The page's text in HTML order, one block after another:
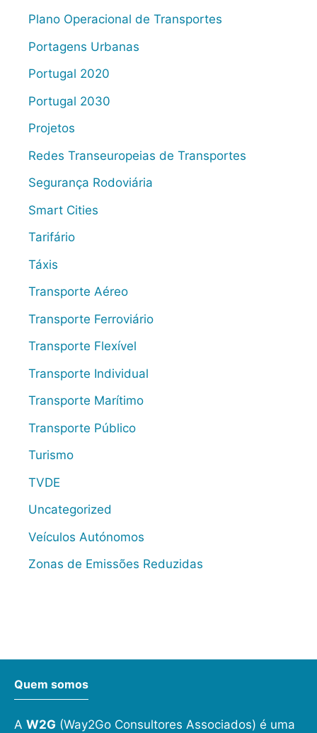
Plano Operacional de Transportes
Portagens Urbanas
Portugal 2020
Portugal 2030
Projetos
Redes Transeuropeias de Transportes
Segurança Rodoviária
Smart Cities
Tarifário
Táxis
Transporte Aéreo
Transporte Ferroviário
Transporte Flexível
Transporte Individual
Transporte Marítimo
Transporte Público
Turismo
TVDE
Uncategorized
Veículos Autónomos
Zonas de Emissões Reduzidas
Quem somos
A W2G (Way2Go Consultores Associados) é uma